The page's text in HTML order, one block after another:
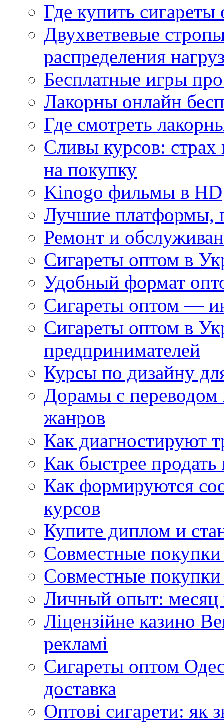
Где купить
Двухветвевые
распределения
Бесплатные игры
Лакорны онлайн
Где смотреть
Сливы курсов:
на покупку
Kinogo фильмы в HD
Лучшие платформы,
Ремонт и
Сигареты оптом в
Удобный формат
Сигареты оптом —
Сигареты оптом в
предпринимателей
Курсы по дизайну
Дорамы с переводом
жанров
Как диагностируют
Как быстрее
Как формируются
курсов
Купите диплом и
Совместные
Совместные покупки
Личный опыт: месяц
Ліцензійне казино
рекламі
Сигареты оптом
доставка
Оптові сигарети: як